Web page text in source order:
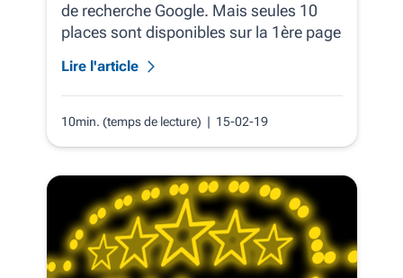
de recherche Google. Mais seules 10
places sont disponibles sur la 1ère page
Lire l'article
10min. (temps de lecture) | 15-02-19